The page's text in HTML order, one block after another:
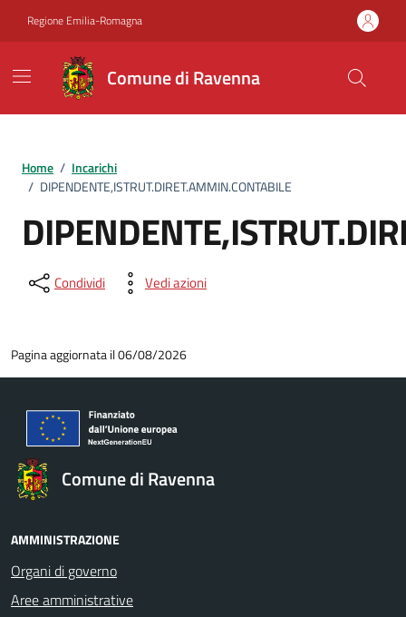
Regione Emilia-Romagna
Comune di Ravenna
Home / Incarichi
/ DIPENDENTE,ISTRUT.DIRET.AMMIN.CONTABILE
Condividi Vedi azioni
Pagina aggiornata il 06/08/2026
Comune di Ravenna
AMMINISTRAZIONE
Organi di governo
Aree amministrative